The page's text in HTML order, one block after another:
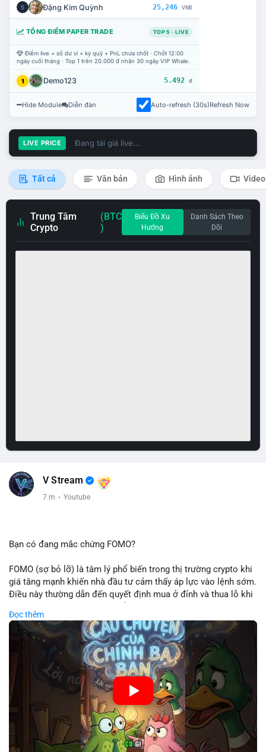
5 Đặng Kim Quỳnh 25,246 VNĐ
TỔNG ĐIỂM PAPER TRADE TOP 5 · LIVE
Điểm live = số dư ví + ký quỹ + PnL chưa chốt · Chốt 12:00
ngày cuối tháng · Top 1 trên 20.000 đ nhận 30 ngày VIP Whale.
1 Demo123 5.492 đ
Hide Module Diễn đàn Auto-refresh (30s)Refresh Now
LIVE PRICE Đang tải giá live...
Tất cả Văn bản Hình ảnh Video
Trung Tâm
Crypto
(BTC
)
Biểu Đồ Xu
Hướng
Danh Sách Theo
Dõi
V Stream
7 m · Youtube
Bạn có đang mắc chứng FOMO?
FOMO (sợ bỏ lỡ) là tâm lý phổ biến trong thị trường crypto khi
giá tăng mạnh khiến nhà đầu tư cảm thấy áp lực vào lệnh sớm.
Điều này thường dẫn đến quyết định mua ở đỉnh và thua lỗ khi
chiến lược đầu tư rõ ràng.
🎥 Xem video trực tiếp tại:
Nguồn: Cú Thông Thái
Đọc thêm